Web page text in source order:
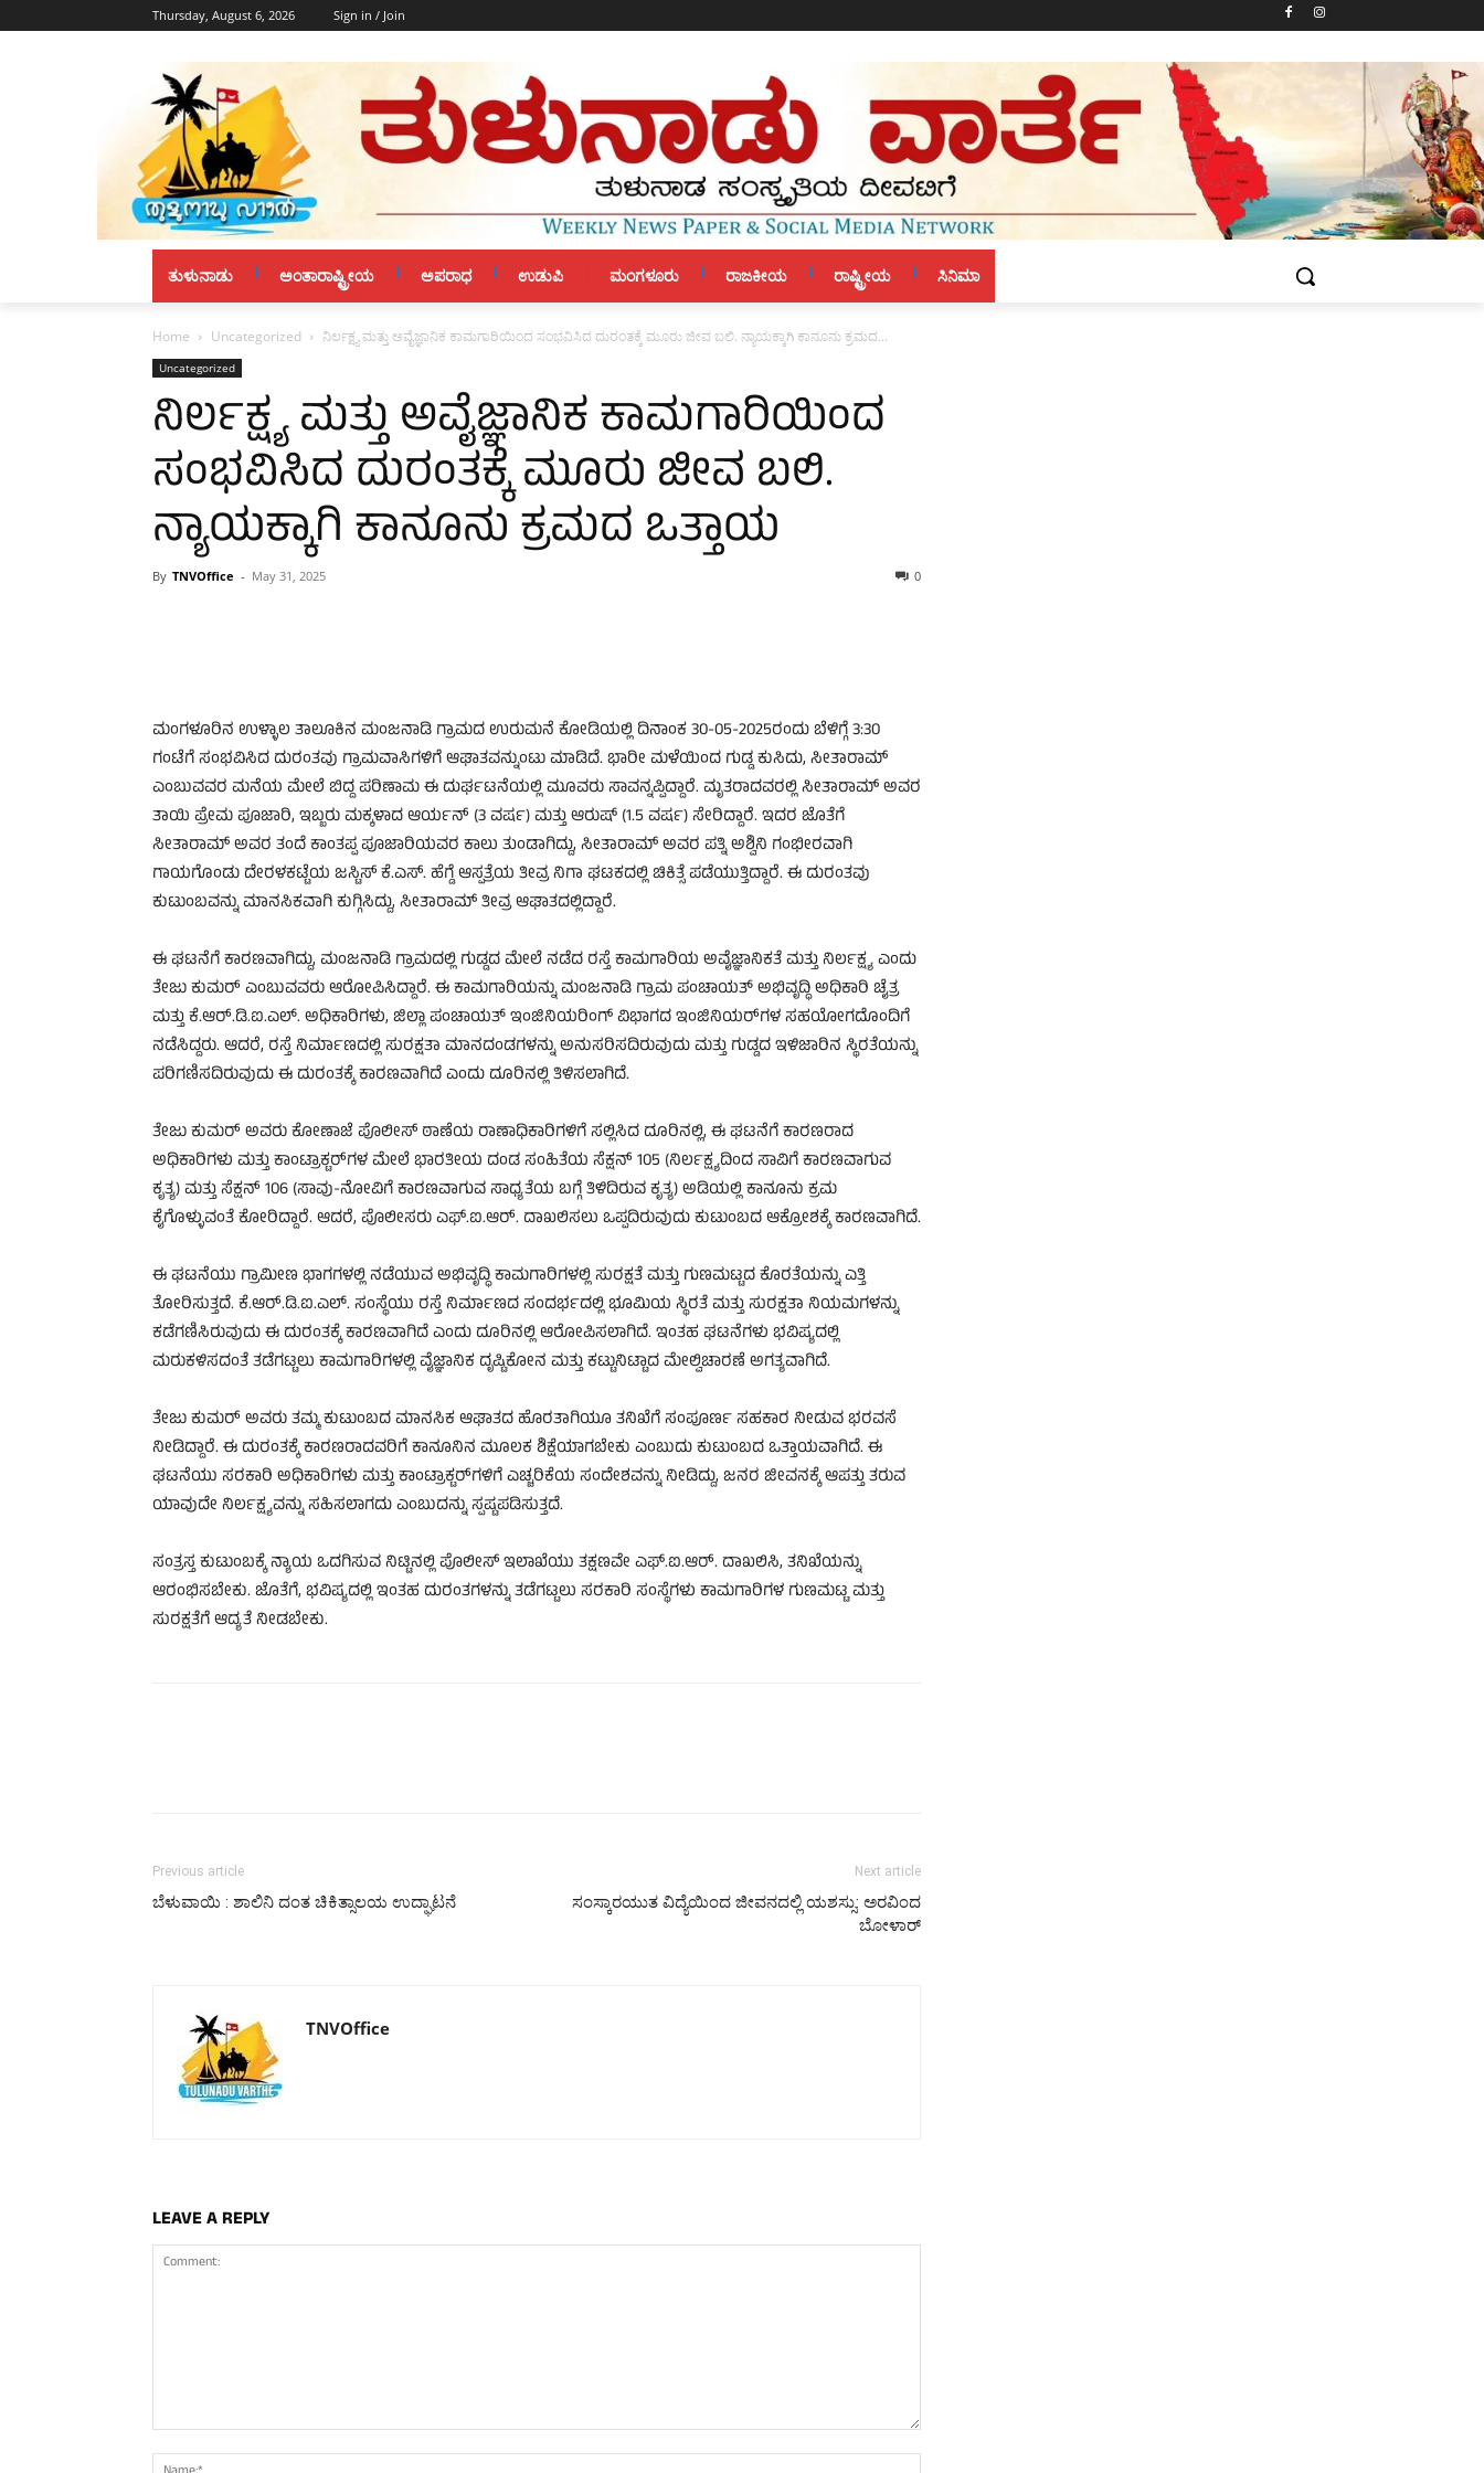
Thursday, August 6, 2026 Sign in / Join
ತುಳುನಾಡು ಅಂತಾರಾಷ್ಟ್ರೀಯ ಅಪರಾಧ ಉಡುಪಿ ಮಂಗಳೂರು ರಾಜಕೀಯ ರಾಷ್ಟ್ರೀಯ ಸಿನಿಮಾ
Home Uncategorized ನಿರ್ಲಕ್ಷ್ಯ ಮತ್ತು ಅವೈಜ್ಞಾನಿಕ ಕಾಮಗಾರಿಯಿಂದ ಸಂಭವಿಸಿದ ದುರಂತಕ್ಕೆ ಮೂರು ಜೀವ ಬಲಿ. ನ್ಯಾಯಕ್ಕಾಗಿ ಕಾನೂನು ಕ್ರಮದ...
Uncategorized
ನಿರ್ಲಕ್ಷ್ಯ ಮತ್ತು ಅವೈಜ್ಞಾನಿಕ ಕಾಮಗಾರಿಯಿಂದ
ಸಂಭವಿಸಿದ ದುರಂತಕ್ಕೆ ಮೂರು ಜೀವ ಬಲಿ.
ನ್ಯಾಯಕ್ಕಾಗಿ ಕಾನೂನು ಕ್ರಮದ ಒತ್ತಾಯ
By TNVOffice - May 31, 2025 0
ಮಂಗಳೂರಿನ ಉಳ್ಳಾಲ ತಾಲೂಕಿನ ಮಂಜನಾಡಿ ಗ್ರಾಮದ ಉರುಮನೆ ಕೋಡಿಯಲ್ಲಿ ದಿನಾಂಕ 30-05-2025ರಂದು ಬೆಳಿಗ್ಗೆ 3:30
ಗಂಟೆಗೆ ಸಂಭವಿಸಿದ ದುರಂತವು ಗ್ರಾಮವಾಸಿಗಳಿಗೆ ಆಘಾತವನ್ನುಂಟು ಮಾಡಿದೆ. ಭಾರೀ ಮಳೆಯಿಂದ ಗುಡ್ಡ ಕುಸಿದು, ಸೀತಾರಾಮ್
ಎಂಬುವವರ ಮನೆಯ ಮೇಲೆ ಬಿದ್ದ ಪರಿಣಾಮ ಈ ದುರ್ಘಟನೆಯಲ್ಲಿ ಮೂವರು ಸಾವನ್ನಪ್ಪಿದ್ದಾರೆ. ಮೃತರಾದವರಲ್ಲಿ ಸೀತಾರಾಮ್ ಅವರ
ತಾಯಿ ಪ್ರೇಮ ಪೂಜಾರಿ, ಇಬ್ಬರು ಮಕ್ಕಳಾದ ಆರ್ಯನ್ (3 ವರ್ಷ) ಮತ್ತು ಆರುಷ್ (1.5 ವರ್ಷ) ಸೇರಿದ್ದಾರೆ. ಇದರ ಜೊತೆಗೆ
ಸೀತಾರಾಮ್ ಅವರ ತಂದೆ ಕಾಂತಪ್ಪ ಪೂಜಾರಿಯವರ ಕಾಲು ತುಂಡಾಗಿದ್ದು, ಸೀತಾರಾಮ್ ಅವರ ಪತ್ನಿ ಅಶ್ವಿನಿ ಗಂಭೀರವಾಗಿ
ಗಾಯಗೊಂಡು ದೇರಳಕಟ್ಟೆಯ ಜಸ್ಟಿಸ್ ಕೆ.ಎಸ್. ಹೆಗ್ಡೆ ಆಸ್ಪತ್ರೆಯ ತೀವ್ರ ನಿಗಾ ಘಟಕದಲ್ಲಿ ಚಿಕಿತ್ಸೆ ಪಡೆಯುತ್ತಿದ್ದಾರೆ. ಈ ದುರಂತವು
ಕುಟುಂಬವನ್ನು ಮಾನಸಿಕವಾಗಿ ಕುಗ್ಗಿಸಿದ್ದು, ಸೀತಾರಾಮ್ ತೀವ್ರ ಆಘಾತದಲ್ಲಿದ್ದಾರೆ.
ಈ ಘಟನೆಗೆ ಕಾರಣವಾಗಿದ್ದು, ಮಂಜನಾಡಿ ಗ್ರಾಮದಲ್ಲಿ ಗುಡ್ಡದ ಮೇಲೆ ನಡೆದ ರಸ್ತೆ ಕಾಮಗಾರಿಯ ಅವೈಜ್ಞಾನಿಕತೆ ಮತ್ತು ನಿರ್ಲಕ್ಷ್ಯ ಎಂದು
ತೇಜು ಕುಮರ್ ಎಂಬುವವರು ಆರೋಪಿಸಿದ್ದಾರೆ. ಈ ಕಾಮಗಾರಿಯನ್ನು ಮಂಜನಾಡಿ ಗ್ರಾಮ ಪಂಚಾಯತ್ ಅಭಿವೃದ್ಧಿ ಅಧಿಕಾರಿ ಚೈತ್ರ
ಮತ್ತು ಕೆ.ಆರ್.ಡಿ.ಐ.ಎಲ್. ಅಧಿಕಾರಿಗಳು, ಜಿಲ್ಲಾ ಪಂಚಾಯತ್ ಇಂಜಿನಿಯರಿಂಗ್ ವಿಭಾಗದ ಇಂಜಿನಿಯರ್‌ಗಳ ಸಹಯೋಗದೊಂದಿಗೆ
ನಡೆಸಿದ್ದರು. ಆದರೆ, ರಸ್ತೆ ನಿರ್ಮಾಣದಲ್ಲಿ ಸುರಕ್ಷತಾ ಮಾನದಂಡಗಳನ್ನು ಅನುಸರಿಸದಿರುವುದು ಮತ್ತು ಗುಡ್ಡದ ಇಳಿಜಾರಿನ ಸ್ಥಿರತೆಯನ್ನು
ಪರಿಗಣಿಸದಿರುವುದು ಈ ದುರಂತಕ್ಕೆ ಕಾರಣವಾಗಿದೆ ಎಂದು ದೂರಿನಲ್ಲಿ ತಿಳಿಸಲಾಗಿದೆ.
ತೇಜು ಕುಮರ್ ಅವರು ಕೋಣಾಜೆ ಪೊಲೀಸ್ ಠಾಣೆಯ ರಾಣಾಧಿಕಾರಿಗಳಿಗೆ ಸಲ್ಲಿಸಿದ ದೂರಿನಲ್ಲಿ, ಈ ಘಟನೆಗೆ ಕಾರಣರಾದ
ಅಧಿಕಾರಿಗಳು ಮತ್ತು ಕಾಂಟ್ರಾಕ್ಟರ್‌ಗಳ ಮೇಲೆ ಭಾರತೀಯ ದಂಡ ಸಂಹಿತೆಯ ಸೆಕ್ಷನ್ 105 (ನಿರ್ಲಕ್ಷ್ಯದಿಂದ ಸಾವಿಗೆ ಕಾರಣವಾಗುವ
ಕೃತ್ಯ) ಮತ್ತು ಸೆಕ್ಷನ್ 106 (ಸಾವು-ನೋವಿಗೆ ಕಾರಣವಾಗುವ ಸಾಧ್ಯತೆಯ ಬಗ್ಗೆ ತಿಳಿದಿರುವ ಕೃತ್ಯ) ಅಡಿಯಲ್ಲಿ ಕಾನೂನು ಕ್ರಮ
ಕೈಗೊಳ್ಳುವಂತೆ ಕೋರಿದ್ದಾರೆ. ಆದರೆ, ಪೊಲೀಸರು ಎಫ್.ಐ.ಆರ್. ದಾಖಲಿಸಲು ಒಪ್ಪದಿರುವುದು ಕುಟುಂಬದ ಆಕ್ರೋಶಕ್ಕೆ ಕಾರಣವಾಗಿದೆ.
ಈ ಘಟನೆಯು ಗ್ರಾಮೀಣ ಭಾಗಗಳಲ್ಲಿ ನಡೆಯುವ ಅಭಿವೃದ್ಧಿ ಕಾಮಗಾರಿಗಳಲ್ಲಿ ಸುರಕ್ಷತೆ ಮತ್ತು ಗುಣಮಟ್ಟದ ಕೊರತೆಯನ್ನು ಎತ್ತಿ
ತೋರಿಸುತ್ತದೆ. ಕೆ.ಆರ್.ಡಿ.ಐ.ಎಲ್. ಸಂಸ್ಥೆಯು ರಸ್ತೆ ನಿರ್ಮಾಣದ ಸಂದರ್ಭದಲ್ಲಿ ಭೂಮಿಯ ಸ್ಥಿರತೆ ಮತ್ತು ಸುರಕ್ಷತಾ ನಿಯಮಗಳನ್ನು
ಕಡೆಗಣಿಸಿರುವುದು ಈ ದುರಂತಕ್ಕೆ ಕಾರಣವಾಗಿದೆ ಎಂದು ದೂರಿನಲ್ಲಿ ಆರೋಪಿಸಲಾಗಿದೆ. ಇಂತಹ ಘಟನೆಗಳು ಭವಿಷ್ಯದಲ್ಲಿ
ಮರುಕಳಿಸದಂತೆ ತಡೆಗಟ್ಟಲು ಕಾಮಗಾರಿಗಳಲ್ಲಿ ವೈಜ್ಞಾನಿಕ ದೃಷ್ಟಿಕೋನ ಮತ್ತು ಕಟ್ಟುನಿಟ್ಟಾದ ಮೇಲ್ವಿಚಾರಣೆ ಅಗತ್ಯವಾಗಿದೆ.
ತೇಜು ಕುಮರ್ ಅವರು ತಮ್ಮ ಕುಟುಂಬದ ಮಾನಸಿಕ ಆಘಾತದ ಹೊರತಾಗಿಯೂ ತನಿಖೆಗೆ ಸಂಪೂರ್ಣ ಸಹಕಾರ ನೀಡುವ ಭರವಸೆ
ನೀಡಿದ್ದಾರೆ. ಈ ದುರಂತಕ್ಕೆ ಕಾರಣರಾದವರಿಗೆ ಕಾನೂನಿನ ಮೂಲಕ ಶಿಕ್ಷೆಯಾಗಬೇಕು ಎಂಬುದು ಕುಟುಂಬದ ಒತ್ತಾಯವಾಗಿದೆ. ಈ
ಘಟನೆಯು ಸರಕಾರಿ ಅಧಿಕಾರಿಗಳು ಮತ್ತು ಕಾಂಟ್ರಾಕ್ಟರ್‌ಗಳಿಗೆ ಎಚ್ಚರಿಕೆಯ ಸಂದೇಶವನ್ನು ನೀಡಿದ್ದು, ಜನರ ಜೀವನಕ್ಕೆ ಆಪತ್ತು ತರುವ
ಯಾವುದೇ ನಿರ್ಲಕ್ಷ್ಯವನ್ನು ಸಹಿಸಲಾಗದು ಎಂಬುದನ್ನು ಸ್ಪಷ್ಟಪಡಿಸುತ್ತದೆ.
ಸಂತ್ರಸ್ತ ಕುಟುಂಬಕ್ಕೆ ನ್ಯಾಯ ಒದಗಿಸುವ ನಿಟ್ಟಿನಲ್ಲಿ ಪೊಲೀಸ್ ಇಲಾಖೆಯು ತಕ್ಷಣವೇ ಎಫ್.ಐ.ಆರ್. ದಾಖಲಿಸಿ, ತನಿಖೆಯನ್ನು
ಆರಂಭಿಸಬೇಕು. ಜೊತೆಗೆ, ಭವಿಷ್ಯದಲ್ಲಿ ಇಂತಹ ದುರಂತಗಳನ್ನು ತಡೆಗಟ್ಟಲು ಸರಕಾರಿ ಸಂಸ್ಥೆಗಳು ಕಾಮಗಾರಿಗಳ ಗುಣಮಟ್ಟ ಮತ್ತು
ಸುರಕ್ಷತೆಗೆ ಆದ್ಯತೆ ನೀಡಬೇಕು.
Previous article
ಬೆಳುವಾಯಿ : ಶಾಲಿನಿ ದಂತ ಚಿಕಿತ್ಸಾಲಯ ಉದ್ಘಾಟನೆ
Next article
ಸಂಸ್ಕಾರಯುತ ವಿದ್ಯೆಯಿಂದ ಜೀವನದಲ್ಲಿ ಯಶಸ್ಸು: ಅರವಿಂದ
ಬೋಳಾರ್
TNVOffice
LEAVE A REPLY